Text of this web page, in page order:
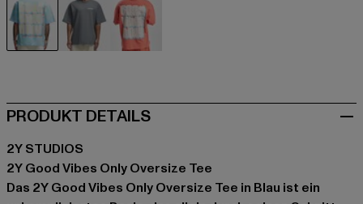
PRODUKT DETAILS
2Y STUDIOS
2Y Good Vibes Only Oversize Tee
Das 2Y Good Vibes Only Oversize Tee in Blau ist ein